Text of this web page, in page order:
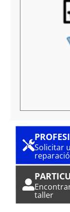
Solicitar
taller